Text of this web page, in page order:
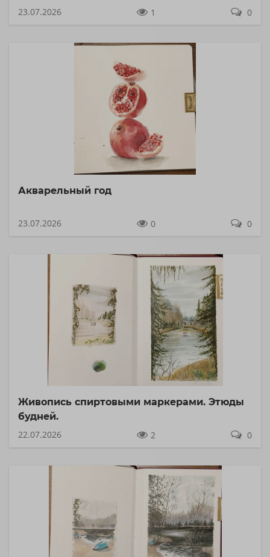
23.07.2026 1 0
Акварельный год
23.07.2026 0 0
Живопись спиртовыми маркерами. Этюды
будней.
22.07.2026
2 0